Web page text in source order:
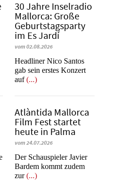
30 Jahre Inselradio
Mallorca: Große
Geburtstagsparty
im Es Jardí
vom 02.08.2026
Headliner Nico Santos
gab sein erstes Konzert
auf(...)
Atlàntida Mallorca
Film Fest startet
heute in Palma
vom 24.07.2026
Der Schauspieler Javier
Bardem kommt zudem
zur(...)